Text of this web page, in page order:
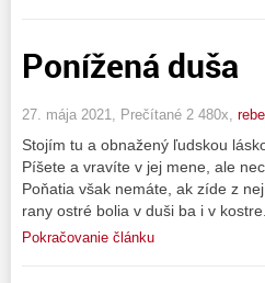
Ponížená duša
27. mája 2021, Prečítané 2 480x,
Stojím tu a obnažený ľudskou
Píšete a vravíte v jej mene, ale
Poňatia však nemáte, ak zíde z
rany ostré bolia v duši ba i v
Pokračovanie článku